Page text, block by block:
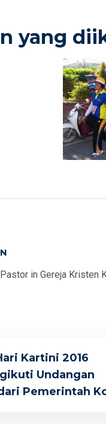
yang
N
Pastor in Gereja Kristen
Kartini 2016
Undangan
Pemerintah